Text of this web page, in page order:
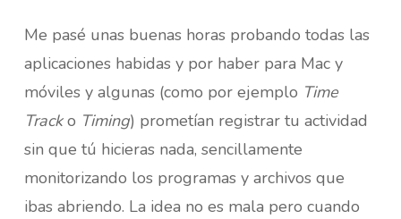
Me pasé unas buenas horas probando todas las
aplicaciones habidas y por haber para Mac y
móviles y algunas (como por ejemplo Time
Tracko Timing) prometían registrar tu actividad
sin que tú hicieras nada, sencillamente
monitorizando los programas y archivos que
ibas abriendo. La idea no es mala pero cuando